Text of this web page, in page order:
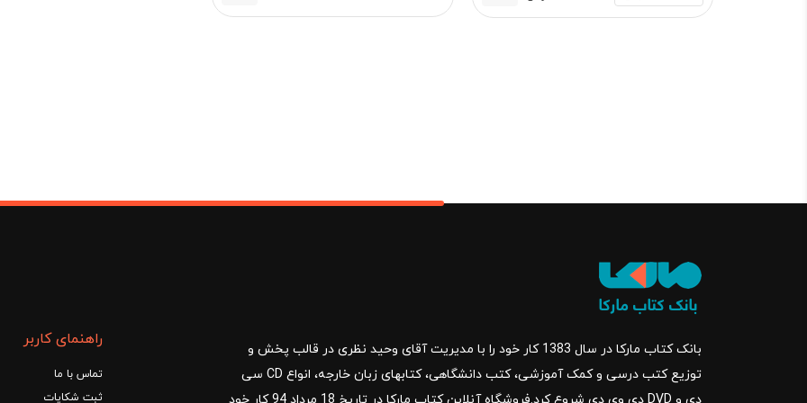
اصلی:
فعلی:
بانک کتاب مارکا در سال 1383 کار خود را با مدیریت آقای وحید نظری در قالب پخش و
توزیع کتب درسی و کمک آموزشی، کتب دانشگاهی، کتابهای زبان خارجه، انواع CD سی
راهنمای کاربر
تماس با ما
ثبت شکایات